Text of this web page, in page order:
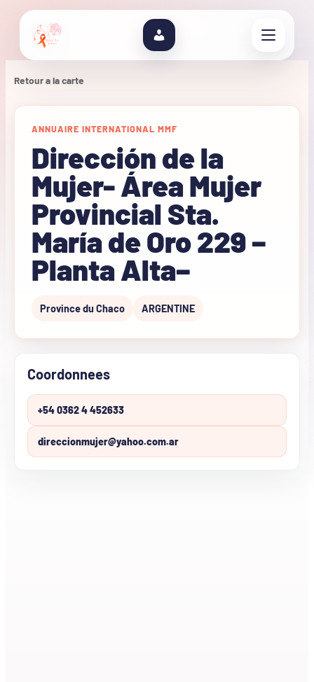
Retour a la carte
ANNUAIRE INTERNATIONAL MMF
Dirección de la
Mujer- Área Mujer
Provincial Sta.
María de Oro 229 –
Planta Alta–
Province du Chaco ARGENTINE
Coordonnees
+54 0362 4 452633
direccionmujer@yahoo.com.ar